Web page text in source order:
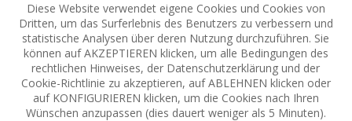
FOLGEN SIE UNS
Unsere Social-Media-Kanäle
Diese Website verwendet eigene Cookies und Cookies von
Dritten, um das Surferlebnis des Benutzers zu verbessern und
statistische Analysen über deren Nutzung durchzuführen. Sie
können auf AKZEPTIEREN klicken, um alle Bedingungen des
rechtlichen Hinweises, der Datenschutzerklärung und der
Cookie-Richtlinie zu akzeptieren, auf ABLEHNEN klicken oder
auf KONFIGURIEREN klicken, um die Cookies nach Ihren
Wünschen anzupassen (dies dauert weniger als 5 Minuten).